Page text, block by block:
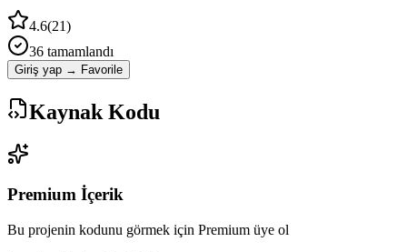
4.6(21)
36 tamamlandı
Giriş yap → Favorile
Kaynak Kodu
Premium İçerik
Bu projenin kodunu görmek için Premium üye ol